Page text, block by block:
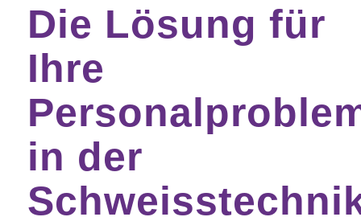
Die Lösung für
Ihre
in der